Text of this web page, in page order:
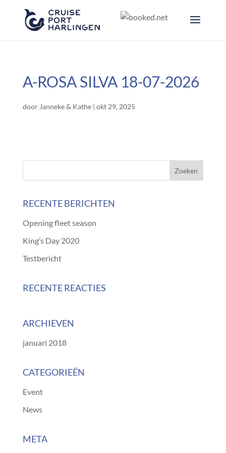
A-ROSA SILVA 18-07-2026
door Janneke & Kathe| okt 29, 2025
RECENTE BERICHTEN
Opening fleet season
King’s Day 2020
Testbericht
RECENTE REACTIES
ARCHIEVEN
januari 2018
CATEGORIEËN
Event
News
META